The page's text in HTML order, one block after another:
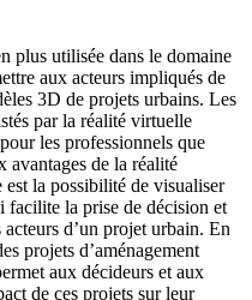
plus utilisée dans le domaine
aux acteurs impliqués de
3D de projets urbains. Les
par la réalité virtuelle
les professionnels que
avantages de la réalité
la possibilité de visualiser
facilite la prise de décision et
d’un projet urbain. En
projets d’aménagement
aux décideurs et aux
de ces projets sur leur